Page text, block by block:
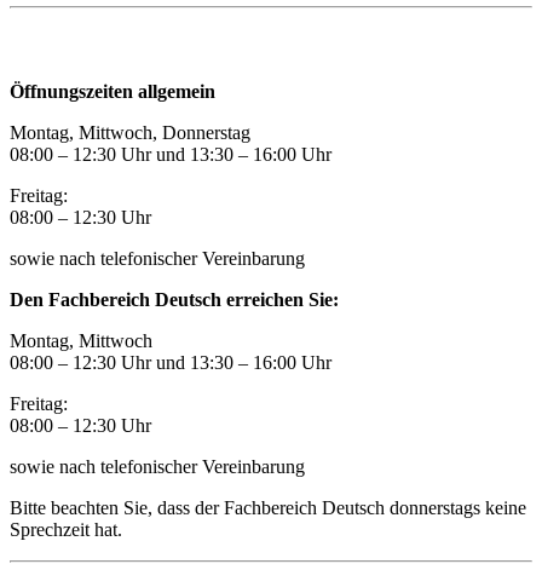
Öffnungszeiten allgemein
Montag, Mittwoch, Donnerstag
08:00 – 12:30 Uhr und 13:30 – 16:00 Uhr
Freitag:
08:00 – 12:30 Uhr
sowie nach telefonischer Vereinbarung
Den Fachbereich Deutsch erreichen Sie:
Montag, Mittwoch
08:00 – 12:30 Uhr und 13:30 – 16:00 Uhr
Freitag:
08:00 – 12:30 Uhr
sowie nach telefonischer Vereinbarung
Bitte beachten Sie, dass der Fachbereich Deutsch donnerstags keine
Sprechzeit hat.